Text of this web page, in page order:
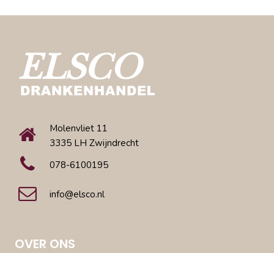
Molenvliet 11
3335 LH Zwijndrecht
078-6100195
info@elsco.nl
OVER ONS